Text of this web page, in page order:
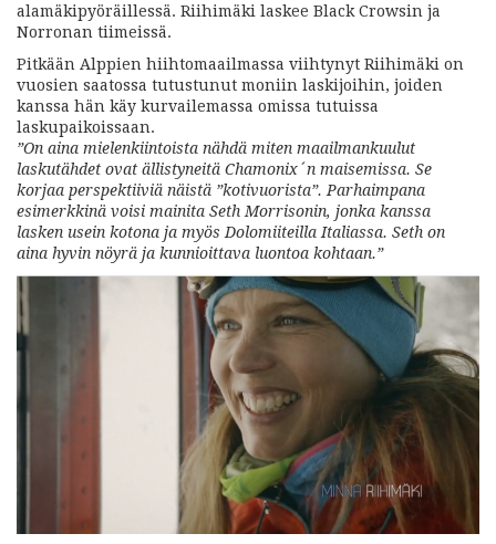
alamäkipyöräillessä. Riihimäki laskee Black Crowsin ja
Norronan tiimeissä.
Pitkään Alppien hiihtomaailmassa viihtynyt Riihimäki on
vuosien saatossa tutustunut moniin laskijoihin, joiden
kanssa hän käy kurvailemassa omissa tutuissa
laskupaikoissaan.
”On aina mielenkiintoista nähdä miten maailmankuulut
laskutähdet ovat ällistyneitä Chamonix´n maisemissa. Se
korjaa perspektiiviä näistä ”kotivuorista”. Parhaimpana
esimerkkinä voisi mainita Seth Morrisonin, jonka kanssa
lasken usein kotona ja myös Dolomiiteilla Italiassa. Seth on
aina hyvin nöyrä ja kunnioittava luontoa kohtaan.”